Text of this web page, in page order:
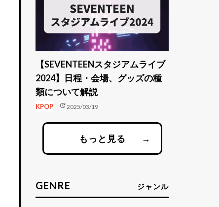
【SEVENTEENスタジアムライブ
2024】日程・会場、グッズの種
類について解説
KPOP update2025/03/19
もっと見る →
GENRE ジャンル